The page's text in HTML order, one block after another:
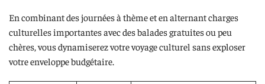
En combinant des journées à thème et en alternant charges
culturelles importantes avec des balades gratuites ou peu
chères, vous dynamiserez votre voyage culturel sans exploser
votre enveloppe budgétaire.